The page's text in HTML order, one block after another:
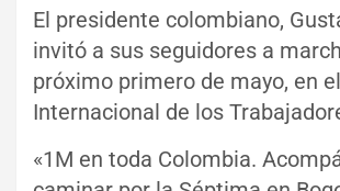
El presidente colombiano,
invitó a sus seguidores a
próximo primero de mayo, en
Internacional de los
«1M en toda Colombia.